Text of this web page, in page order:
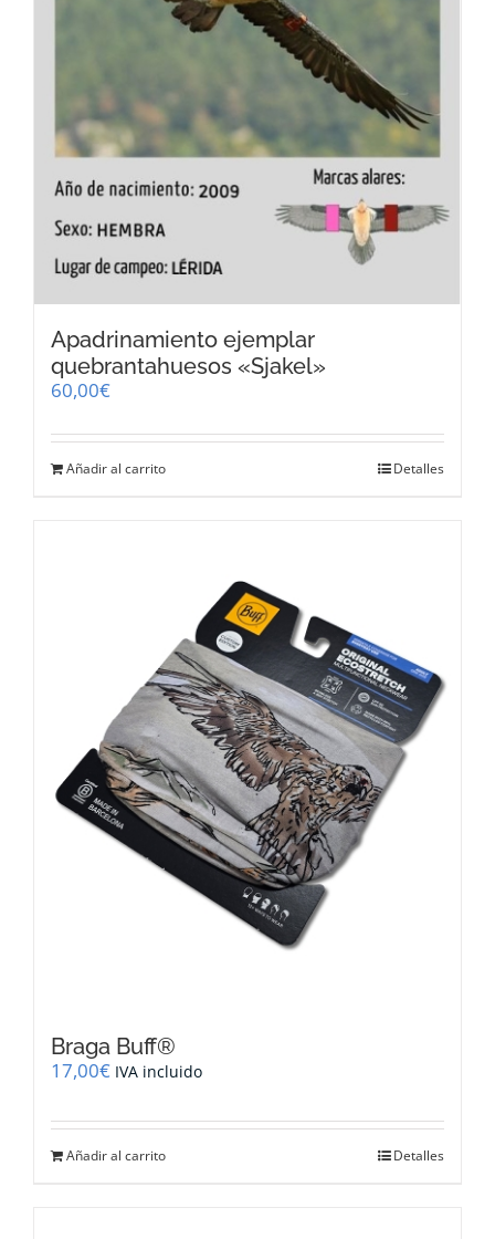
Apadrinamiento ejemplar
quebrantahuesos «Sjakel»
60,00€
Añadir al carrito Detalles
Braga Buff®
17,00€ IVA incluido
Añadir al carrito Detalles